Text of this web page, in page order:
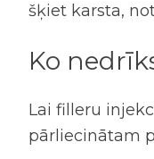
šķiet karsta,
Ko
Lai filleru
pārliecinātam